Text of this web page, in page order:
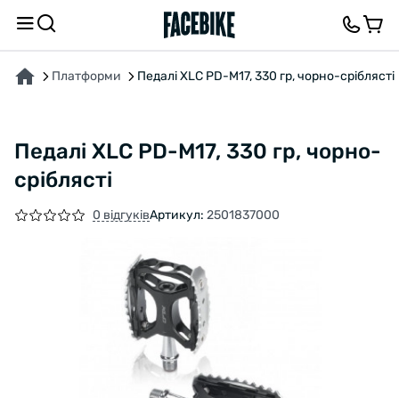
Платформи Педалі XLC PD-M17, 330 гр, чорно-сріблясті
Педалі XLC PD-M17, 330 гр, чорно-
сріблясті
0 відгуківАртикул: 2501837000
ПРО ТОВАР ХАРАКТЕРИСТИКИОПИС ВІДГУКИ ТА ЗАПИТАННЯ